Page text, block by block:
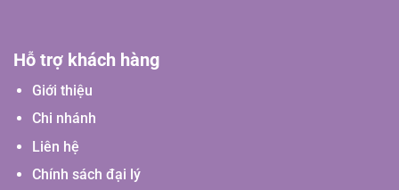
Hỗ trợ khách hàng
Giới thiệu
Chi nhánh
Liên hệ
Chính sách đại lý